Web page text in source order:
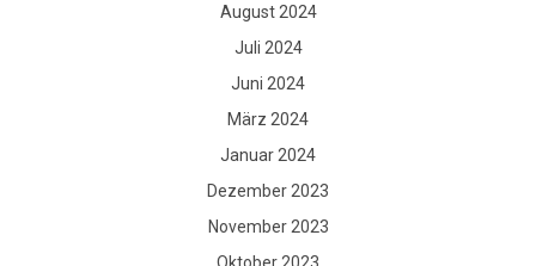
August 2024
Juli 2024
Juni 2024
März 2024
Januar 2024
Dezember 2023
November 2023
Oktober 2023